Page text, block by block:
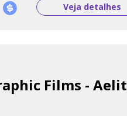
Veja detalhes
Films -